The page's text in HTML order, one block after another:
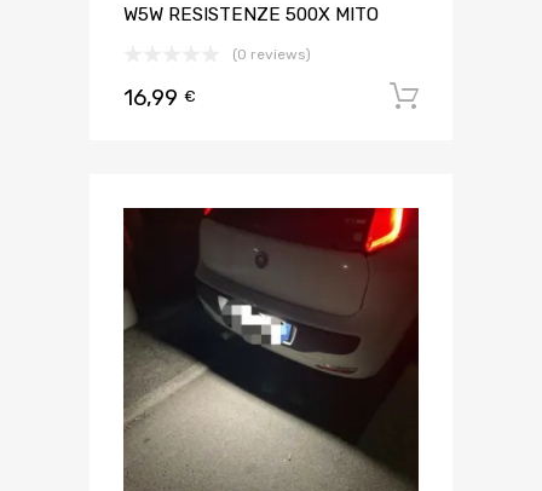
W5W RESISTENZE 500X MITO
(0 reviews)
16,99 €